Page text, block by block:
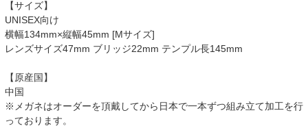
【サイズ】
UNISEX向け
横幅134mm×縦幅45mm [Mサイズ]
レンズサイズ47mm ブリッジ22mm テンプル長145mm
【原産国】
中国
※メガネはオーダーを頂戴してから日本で一本ずつ組み立て加工を行
っております。